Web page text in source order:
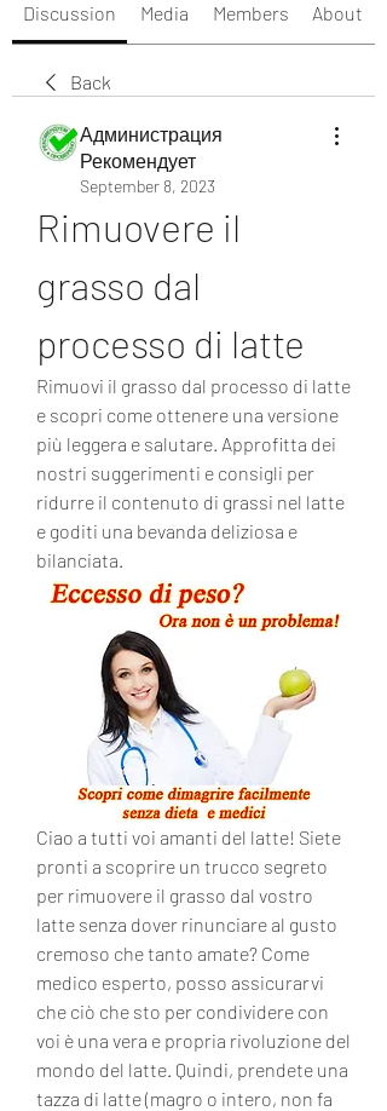
Discussion Media Members About
Back
Администрация
Рекомендует
September 8, 2023
Rimuovere il
grasso dal
processo di latte
Rimuovi il grasso dal processo di latte
e scopri come ottenere una versione
più leggera e salutare. Approfitta dei
nostri suggerimenti e consigli per
ridurre il contenuto di grassi nel latte
e goditi una bevanda deliziosa e
bilanciata.
Ciao a tutti voi amanti del latte! Siete
pronti a scoprire un trucco segreto
per rimuovere il grasso dal vostro
latte senza dover rinunciare al gusto
cremoso che tanto amate? Come
medico esperto, posso assicurarvi
che ciò che sto per condividere con
voi è una vera e propria rivoluzione del
mondo del latte. Quindi, prendete una
tazza di latte (magro o intero, non fa